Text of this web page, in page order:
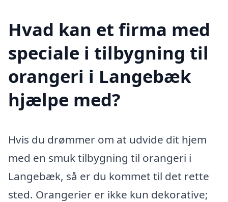
Hvad kan et firma med
speciale i tilbygning til
orangeri i Langebæk
hjælpe med?
Hvis du drømmer om at udvide dit hjem
med en smuk tilbygning til orangeri i
Langebæk, så er du kommet til det rette
sted. Orangerier er ikke kun dekorative;